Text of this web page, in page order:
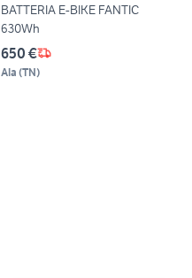
BATTERIA E-BIKE FANTIC
630Wh
650 €
Ala (TN)